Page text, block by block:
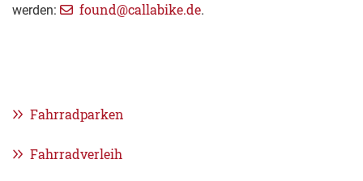
werden:
found@callabike.de.
Fahrradparken
Fahrradverleih